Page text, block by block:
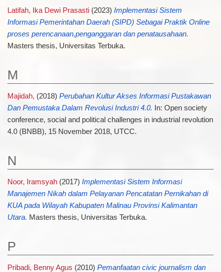
Latifah, Ika Dewi Prasasti(2023) Implementasi Sistem
Informasi Pemerintahan Daerah (SIPD) Sebagai Praktik Online
proses perencanaan,penganggaran dan penatausahaan.
Masters thesis, Universitas Terbuka.
M
Majidah, (2018) Perubahan Kultur Akses Informasi Pustakawan
Dan Pemustaka Dalam Revolusi Industri 4.0. In: Open society
conference, social and political challenges in industrial revolution
4.0 (BNBB), 15 November 2018, UTCC.
N
Noor, Iramsyah(2017) Implementasi Sistem Informasi
Manajemen Nikah dalam Pelayanan Pencatatan Pernikahan di
KUA pada Wilayah Kabupaten Malinau Provinsi Kalimantan
Utara. Masters thesis, Universitas Terbuka.
P
Pribadi, Benny Agus (2010) Pemanfaatan civic journalism dan